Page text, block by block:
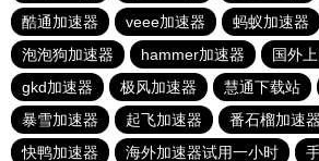
酷通加速器
veee加速器 蚂蚁加速器
泡泡狗加速器
hammer加速器
国外
gkd加速器
极风加速器 慧通下载站
暴雪加速器
起飞加速器 番石榴加速器
快鸭加速器
海外加速器试用一小时